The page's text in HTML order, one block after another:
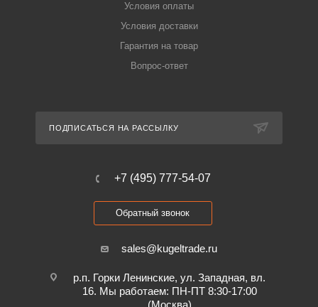
Условия оплаты
Условия доставки
Гарантия на товар
Вопрос-ответ
ПОДПИСАТЬСЯ НА РАССЫЛКУ
+7 (495) 777-54-07
Обратный звонок
sales@kugeltrade.ru
р.п. Горки Ленинские, ул. Западная, вл.
16. Мы работаем: ПН-ПТ 8:30-17:00